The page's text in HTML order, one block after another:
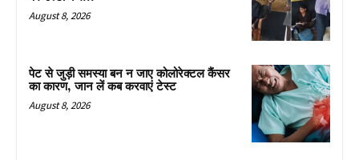
August 8, 2026
पेट से जुड़ी समस्या बन न जाए कोलोरेक्टल कैंसर
का कारण, जान लें कब करवाएं टेस्ट
August 8, 2026